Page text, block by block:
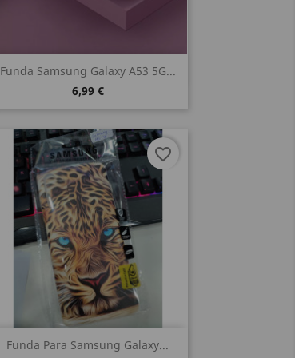
Funda Samsung Galaxy A53 5G...
6,99 €
Vista rápida
Funda Para Samsung Galaxy...
Vista rápida
favorite_border